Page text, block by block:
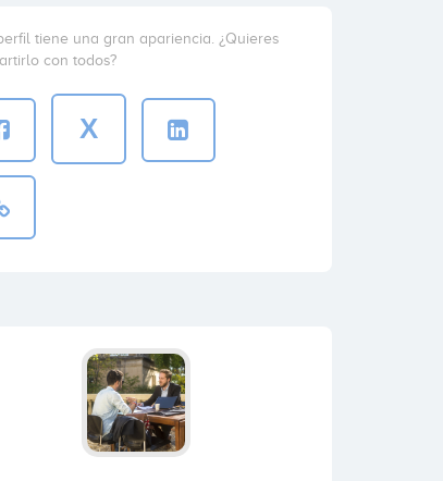
tiene una gran apariencia. ¿Quieres
con todos?
X